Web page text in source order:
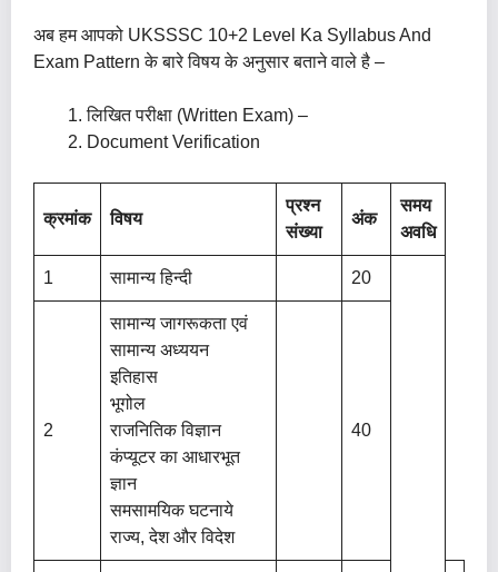
अब हम आपको UKSSSC 10+2 Level Ka Syllabus And
Exam Pattern के बारे विषय के अनुसार बताने वाले है –
लिखित परीक्षा (Written Exam) –
Document Verification
क्रमांक विषय
प्रश्न
संख्या
अंक
समय
अवधि
1 सामान्य हिन्दी 20
2
सामान्य जागरूकता एवं
सामान्य अध्ययन
इतिहास
भूगोल
राजनितिक विज्ञान
कंप्यूटर का आधारभूत
ज्ञान
समसामयिक घटनाये
राज्य, देश और विदेश
40